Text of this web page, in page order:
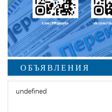
ОБЪЯВЛЕНИЯ
undefined